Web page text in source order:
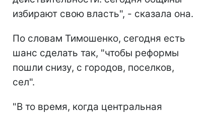
избирают свою власть", - сказала она.
По словам Тимошенко, сегодня есть
шанс сделать так, "чтобы реформы
пошли снизу, с городов, поселков,
сел".
"В то время, когда центральная